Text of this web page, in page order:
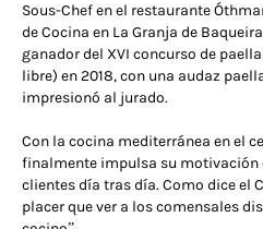
Sous-Chef en el restaurante
de Cocina en La Granja de
ganador del XVI concurso de
libre) en 2018, con una audaz
impresionó al jurado.
Con la cocina mediterránea en el
finalmente impulsa su motivación
clientes día tras día. Como dice el
placer que ver a los comensales